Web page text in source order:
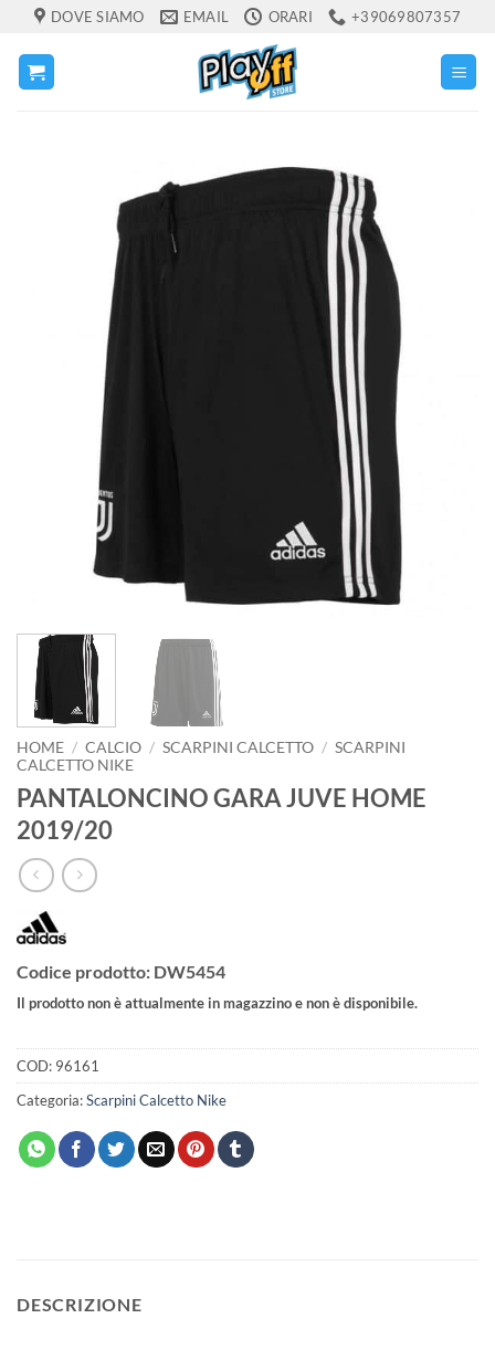
Salta
contenuti
DOVE SIAMO EMAIL ORARI +39069807357
HOME / CALCIO / SCARPINI CALCETTO / SCARPINI
CALCETTO NIKE
PANTALONCINO GARA JUVE HOME
2019/20
Codice prodotto: DW5454
Il prodotto non è attualmente in magazzino e non è disponibile.
COD: 96161
Categoria:Scarpini Calcetto Nike
DESCRIZIONE